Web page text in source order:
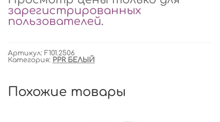
зарегистрированных
пользователей.
Артикул: F101.2506
Категория: PPR БЕЛЫЙ
Похожие товары